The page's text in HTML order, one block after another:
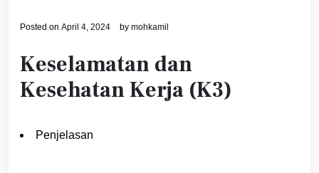
Posted on April 4, 2024 by mohkamil
Keselamatan dan
Kesehatan Kerja (K3)
Penjelasan